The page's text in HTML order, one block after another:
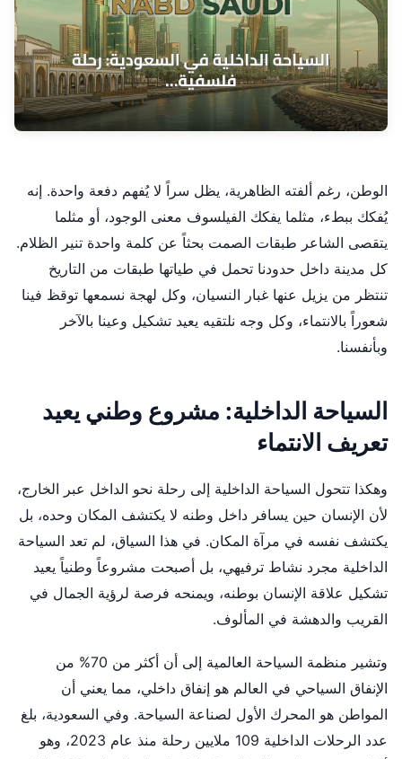
الوطن، رغم ألفته الظاهرية، يظل سراً لا يُفهم دفعة واحدة. إنه
يُفكك ببطء، مثلما يفكك الفيلسوف معنى الوجود، أو مثلما
يتقصى الشاعر طبقات الصمت بحثاً عن كلمة واحدة تنير الظلام.
كل مدينة داخل حدودنا تحمل في طياتها طبقات من التاريخ
تنتظر من يزيل عنها غبار النسيان، وكل لهجة نسمعها توقظ فينا
شعوراً بالانتماء، وكل وجه نلتقيه يعيد تشكيل وعينا بالآخر
وبأنفسنا.
السياحة الداخلية: مشروع وطني يعيد
تعريف الانتماء
وهكذا تتحول السياحة الداخلية إلى رحلة نحو الداخل عبر الخارج،
لأن الإنسان حين يسافر داخل وطنه لا يكتشف المكان وحده، بل
يكتشف نفسه في مرآة المكان. في هذا السياق، لم تعد السياحة
الداخلية مجرد نشاط ترفيهي، بل أصبحت مشروعاً وطنياً يعيد
تشكيل علاقة الإنسان بوطنه، ويمنحه فرصة لرؤية الجمال في
القريب والدهشة في المألوف.
وتشير منظمة السياحة العالمية إلى أن أكثر من 70% من
الإنفاق السياحي في العالم هو إنفاق داخلي، مما يعني أن
المواطن هو المحرك الأول لصناعة السياحة. وفي السعودية، بلغ
عدد الرحلات الداخلية 109 ملايين رحلة منذ عام 2023، وهو